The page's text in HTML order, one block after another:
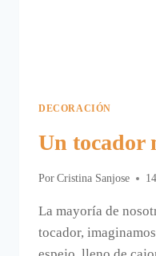
DECORACIÓN
Un tocador
Por Cristina Sanjose
La mayoría de
tocador,